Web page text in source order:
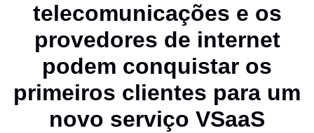
telecomunicações e os
provedores de internet
podem conquistar os
primeiros clientes para um
novo serviço VSaaS